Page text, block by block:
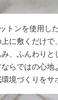
トンを使用し
に敷くだけで
、ふんわりと
らではの心地
境づくりをサ